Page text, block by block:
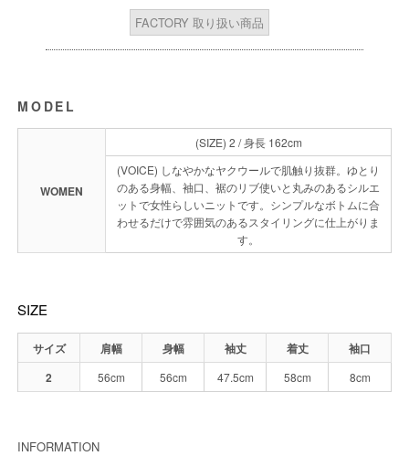
FACTORY 取り扱い商品
MODEL
WOMEN
(SIZE) 2 / 身長 162cm
(VOICE) しなやかなヤクウールで肌触り抜群。ゆとり
のある身幅、袖口、裾のリブ使いと丸みのあるシルエ
ットで女性らしいニットです。シンプルなボトムに合
わせるだけで雰囲気のあるスタイリングに仕上がりま
す。
SIZE
サイズ 肩幅 身幅 袖丈 着丈
袖口
2
56cm 56cm 47.5cm 58cm 8cm
INFORMATION